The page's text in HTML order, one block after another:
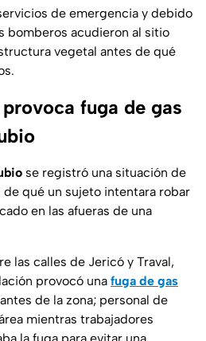
de emergencia y debido
bomberos acudieron al sitio
vegetal antes de qué
fuga de gas
se registró una situación de
qué un sujeto intentara robar
en las afueras de una
las calles de Jericó y Traval,
provocó una fuga de gas
de la zona; personal de
mientras trabajadores